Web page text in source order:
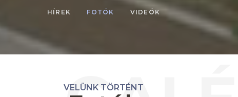
HÍREK FOTÓK VIDEÓK
VELÜNK TÖRTÉNT